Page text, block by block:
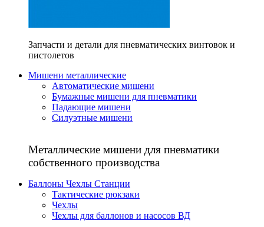
Запчасти и детали для пневматических винтовок и
пистолетов
Мишени металлические
Автоматические мишени
Бумажные мишени для пневматики
Падающие мишени
Силуэтные мишени
Металлические мишени для пневматики
собственного производства
Баллоны Чехлы Станции
Тактические рюкзаки
Чехлы
Чехлы для баллонов и насосов ВД